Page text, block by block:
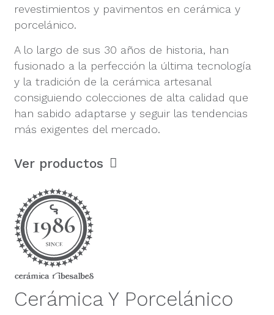
revestimientos y pavimentos en cerámica y
porcelánico.
A lo largo de sus 30 años de historia, han
fusionado a la perfección la última tecnología
y la tradición de la cerámica artesanal
consiguiendo colecciones de alta calidad que
han sabido adaptarse y seguir las tendencias
más exigentes del mercado.
Ver productos
Cerámica Y Porcelánico